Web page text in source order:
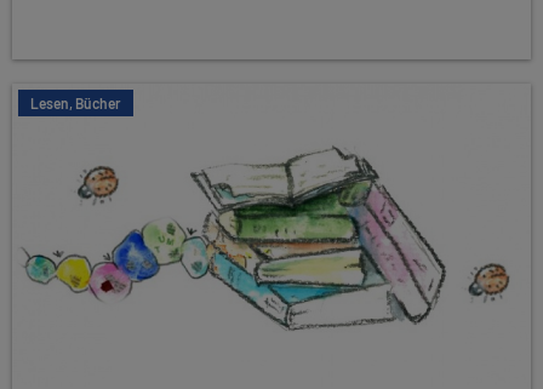
Lesen, Bücher